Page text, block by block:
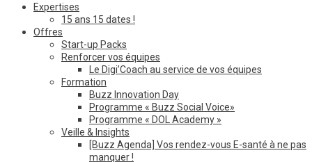
Expertises
15 ans 15 dates !
Offres
Start-up Packs
Renforcer vos équipes
Le Digi’Coach au service de vos équipes
Formation
Buzz Innovation Day
Programme « Buzz Social Voice»
Programme « DOL Academy »
Veille & Insights
[Buzz Agenda] Vos rendez-vous E-santé à ne pas
manquer !